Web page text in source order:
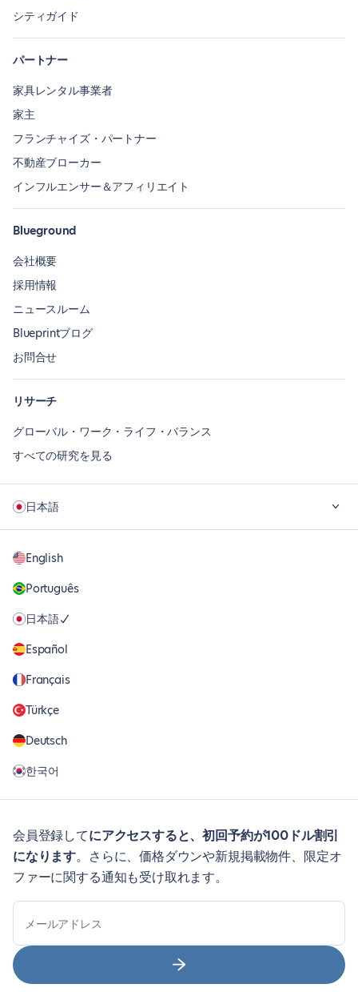
シティガイド
パートナー
家具レンタル事業者
家主
フランチャイズ・パートナー
不動産ブローカー
インフルエンサー＆アフィリエイト
Blueground
会社概要
採用情報
ニュースルーム
Blueprintブログ
お問合せ
リサーチ
グローバル・ワーク・ライフ・バランス
すべての研究を見る
日本語
English
Português
日本語
Español
Français
Türkçe
Deutsch
한국어
会員登録してにアクセスすると、初回予約が100ドル割引
になります。さらに、価格ダウンや新規掲載物件、限定オ
ファーに関する通知も受け取れます。
メールアドレス